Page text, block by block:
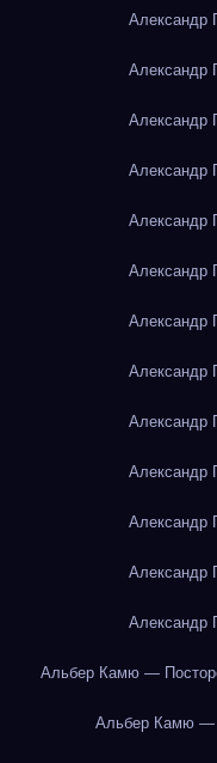
Александр
Александр
Александр
Александр
Александр
Александр
Александр
Александр
Александр
Александр
Александр
Александр
Александр
Альбер Камю —
Альбер Камю —